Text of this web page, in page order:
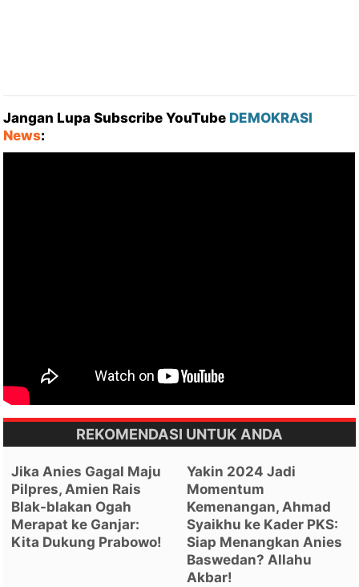
Jangan Lupa Subscribe YouTube DEMOKRASI
News:
REKOMENDASI UNTUK ANDA
Jika Anies Gagal Maju
Pilpres, Amien Rais
Blak-blakan Ogah
Merapat ke Ganjar:
Kita Dukung Prabowo!
Yakin 2024 Jadi
Momentum
Kemenangan, Ahmad
Syaikhu ke Kader PKS:
Siap Menangkan Anies
Baswedan? Allahu
Akbar!